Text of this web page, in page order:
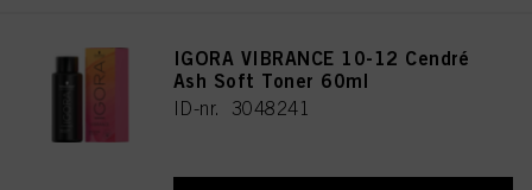
IGORA VIBRANCE 10-12 Cendré
Ash Soft Toner 60ml
ID-nr. 3048241